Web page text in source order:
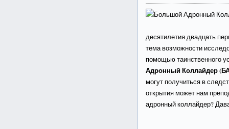
десятилетия двадцать
тема возможности
помощью таинственного
Адронный Коллайдер
могут получиться в
открытия может нам
адронный коллайдер?